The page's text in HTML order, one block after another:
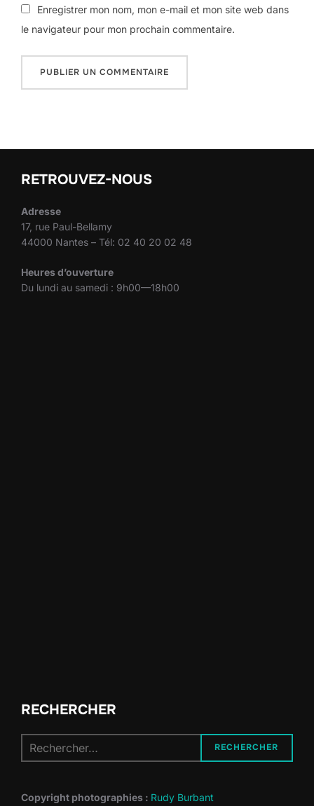
Enregistrer mon nom, mon e-mail et mon site web dans
le navigateur pour mon prochain commentaire.
RETROUVEZ-NOUS
Adresse
17, rue Paul-Bellamy
44000 Nantes – Tél: 02 40 20 02 48
Heures d’ouverture
Du lundi au samedi : 9h00—18h00
RECHERCHER
pour :
RECHERCHER
Copyright photographies : Rudy Burbant